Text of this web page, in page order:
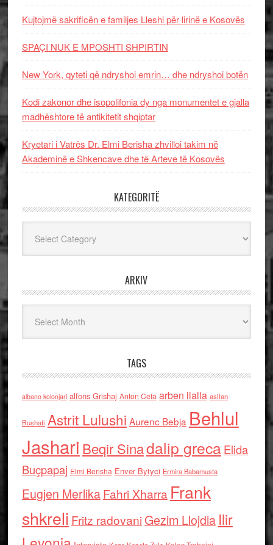
Kujtojmë sakrificën e familjes Lleshi për lirinë e Kosovës
SPAÇI NUK E MPOSHTI SHPIRTIN
New York, qyteti që ndryshoi emrin… dhe ndryshoi botën
Kodi zakonor dhe isopolifonia dy nga monumentet e gjalla
madhështore të antikitetit shqiptar
Kryetari i Vatrës Dr. Elmi Berisha zhvilloi takim në
Akademinë e Shkencave dhe të Arteve të Kosovës
KATEGORITË
ARKIV
TAGS
albano kolonjari alfons Grishaj Anton Cefa arben llalla asllan
Bushati Astrit Lulushi Aurenc Bebja Behlul
Jashari Beqir Sinadalip grecaElida
Buçpapaj Elmi Berisha Enver Bytyci Ermira Babamusta
Eugjen MerlikaFahri Xharra Frank
shkreli Fritz radovaniGezim Llojdia Ilir